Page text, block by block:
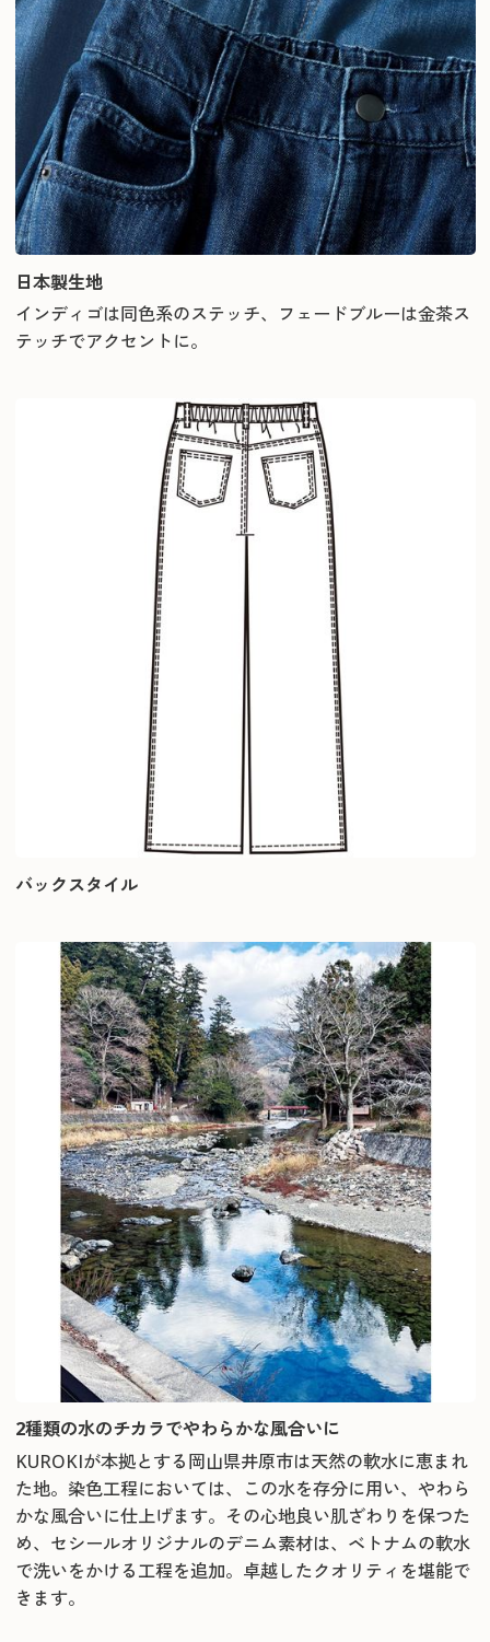
日本製生地
インディゴは同色系のステッチ、フェードブルーは金茶ス
テッチでアクセントに。
バックスタイル
2種類の水のチカラでやわらかな風合いに
KUROKIが本拠とする岡山県井原市は天然の軟水に恵まれ
た地。染色工程においては、この水を存分に用い、やわら
かな風合いに仕上げます。その心地良い肌ざわりを保つた
め、セシールオリジナルのデニム素材は、ベトナムの軟水
で洗いをかける工程を追加。卓越したクオリティを堪能で
きます。